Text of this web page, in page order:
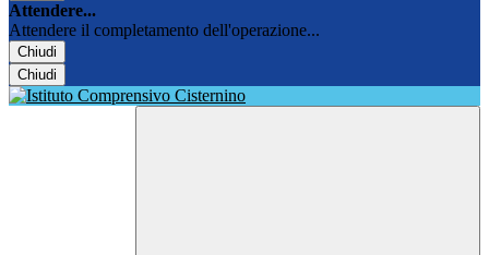
Attendere...
Attendere il completamento dell'operazione...
Chiudi
Chiudi